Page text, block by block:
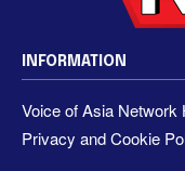
INFORMATION
Voice of Asia Network
Privacy and Cookie